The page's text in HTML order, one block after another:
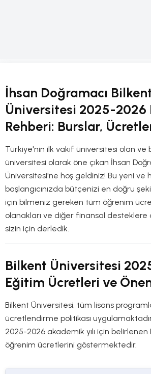
İhsan Doğramacı
Üniversitesi 2025-2026
Rehberi: Burslar,
Türkiye'nin ilk vakıf üniversitesi olan ve
üniversitesi olarak öne çıkan İhsan
Üniversitesi'ne hoş geldiniz! Bu yeni ve
başlangıcınızda bütçenizi en doğru
için bilmeniz gereken tüm öğrenim
olanakları ve diğer finansal desteklere
sizin için derledik.
Bilkent Üniversitesi
Eğitim Ücretleri ve
Bilkent Üniversitesi, tüm lisans
ücretlendirme politikası
2025-2026 akademik yılı için belirlenen
öğrenim ücretlerini göstermektedir.